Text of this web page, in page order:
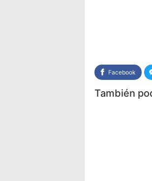
Facebook
También